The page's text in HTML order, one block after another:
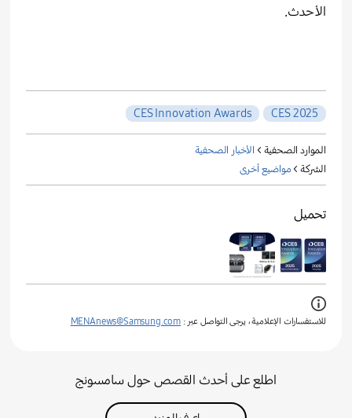
الأحدث.
CES 2025
CES Innovation Awards
الموارد الصحفية > الأخبار الصحفية
الشركة > مواضيع أخرى
تحميل
للاستفسارات الإعلامية ، يرجى التواصل عبر : MENAnews@Samsung.com
اطلع على أحدث القصص حول سامسونج